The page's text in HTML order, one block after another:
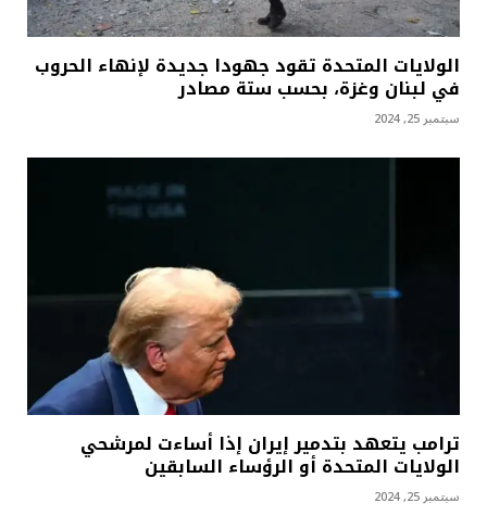
الولايات المتحدة تقود جهودا جديدة لإنهاء الحروب
في لبنان وغزة، بحسب ستة مصادر
سبتمبر 25, 2024
ترامب يتعهد بتدمير إيران إذا أساءت لمرشحي
الولايات المتحدة أو الرؤساء السابقين
سبتمبر 25, 2024